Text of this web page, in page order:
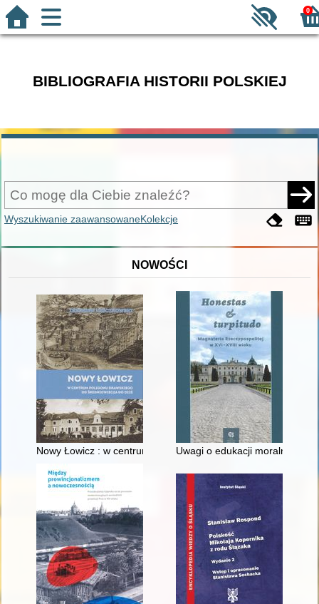
0
BIBLIOGRAFIA HISTORII POLSKIEJ
Wyszukiwanie zaawansowaneKolekcje
NOWOŚCI
Nowy Łowicz : w centrum poligonu drawskiego od
Uwagi o edukacji moralnej